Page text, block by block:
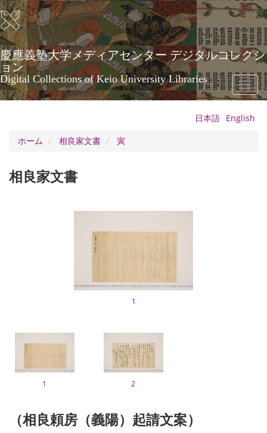
メ
イ
ン
コ
ン
テ
ン
ツ
に
慶應義塾大学メディアセンター デジタルコレクシ
ョン
Digital Collections of Keio University Libraries
Toggle
日本語 English
ホーム
相良家文書 寅
相良家文書
1
1 2
（相良頼房（義陽）起請文案）